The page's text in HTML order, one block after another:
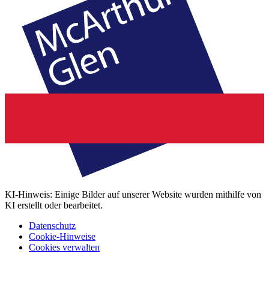
KI-Hinweis: Einige Bilder auf unserer Website wurden mithilfe von
KI erstellt oder bearbeitet.
Datenschutz
Cookie-Hinweise
Cookies verwalten